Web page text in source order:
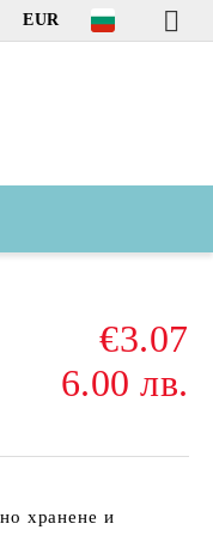
EUR
€3.07
6.00 лв.
хранене и